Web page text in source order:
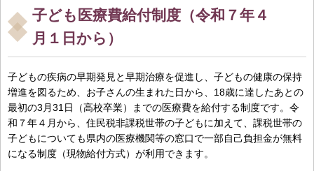
子ども医療費給付制度（令和７年４
月１日から）
子どもの疾病の早期発見と早期治療を促進し、子どもの健康の保持
増進を図るため、お子さんの生まれた日から、18歳に達したあとの
最初の3月31日（高校卒業）までの医療費を給付する制度です。令
和７年４月から、住民税非課税世帯の子どもに加えて、課税世帯の
子どもについても県内の医療機関等の窓口で一部自己負担金が無料
になる制度（現物給付方式）が利用できます。